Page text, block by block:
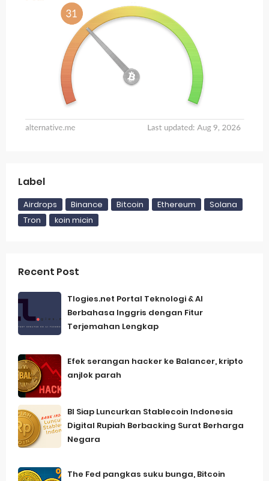
Label
Airdrops Binance Bitcoin Ethereum
Solana
Tron
koin micin
Recent Post
Tlogies.net Portal Teknologi & AI
Berbahasa Inggris dengan Fitur
Terjemahan Lengkap
Efek serangan hacker ke Balancer, kripto
anjlok parah
BI Siap Luncurkan Stablecoin Indonesia
Digital Rupiah Berbacking Surat Berharga
Negara
The Fed pangkas suku bunga, Bitcoin